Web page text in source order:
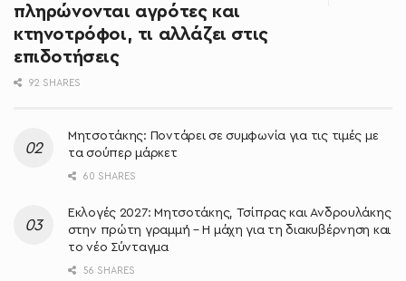
πληρώνονται αγρότες και
κτηνοτρόφοι, τι αλλάζει στις
επιδοτήσεις
92 SHARES
Μητσοτάκης: Ποντάρει σε συμφωνία για τις τιμές με
τα σούπερ μάρκετ
60 SHARES
Εκλογές 2027: Μητσοτάκης, Τσίπρας και Ανδρουλάκης
στην πρώτη γραμμή – Η μάχη για τη διακυβέρνηση και
το νέο Σύνταγμα
56 SHARES